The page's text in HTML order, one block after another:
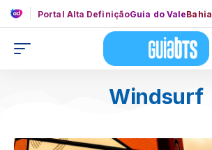
Portal Alta DefiniçãoGuia do ValeBahia
Windsurf